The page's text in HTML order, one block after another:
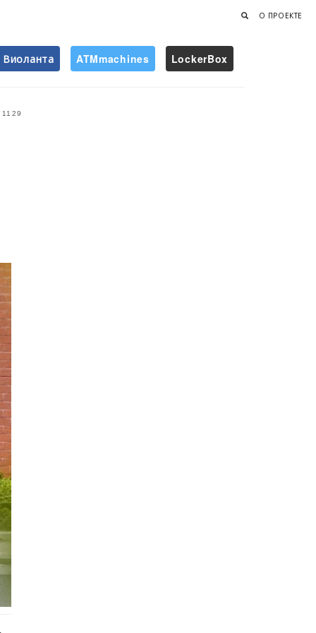
О ПРОЕКТЕ
Виоланта ATMmachines LockerBox
1129